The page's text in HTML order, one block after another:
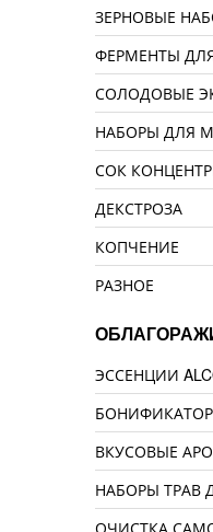
ЗЕРНОВЫЕ
ФЕРМЕНТЫ
СОЛОДОВЫЕ
НАБОРЫ ДЛЯ
СОК
ДЕКСТРОЗА
КОПЧЕНИЕ
РАЗНОЕ
ЭССЕНЦИИ
ВКУСОВЫЕ
НАБОРЫ ТРАВ